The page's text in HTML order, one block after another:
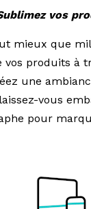
vos
mieux que
vos produits à
une
vous
pour